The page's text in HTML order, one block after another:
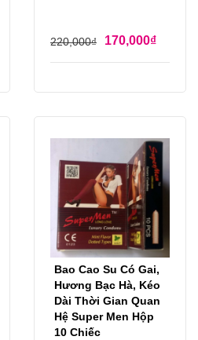
220,000₫ 170,000₫
Bao Cao Su Có Gai,
Hương Bạc Hà, Kéo
Dài Thời Gian Quan
Hệ Super Men Hộp
10 Chiếc